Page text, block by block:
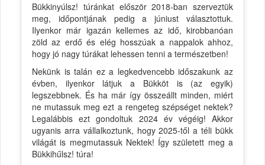
Bükkinyúlsz! túránkat először 2018-ban szerveztük
meg, időpontjának pedig a júniust választottuk.
Ilyenkor már igazán kellemes az idő, kirobbanóan
zöld az erdő és elég hosszúak a nappalok ahhoz,
hogy jó nagy túrákat lehessen tenni a természetben!
Nekünk is talán ez a legkedvencebb időszakunk az
évben, ilyenkor látjuk a Bükköt is (az egyik)
legszebbnek. És ha már így összeállt minden, miért
ne mutassuk meg ezt a rengeteg szépséget nektek?
Legalábbis ezt gondoltuk 2024 év végéig! Akkor
ugyanis arra vállalkoztunk, hogy 2025-től a téli bükk
világát is megmutassuk Nektek! Így született meg a
Bükkihűlsz! túra!